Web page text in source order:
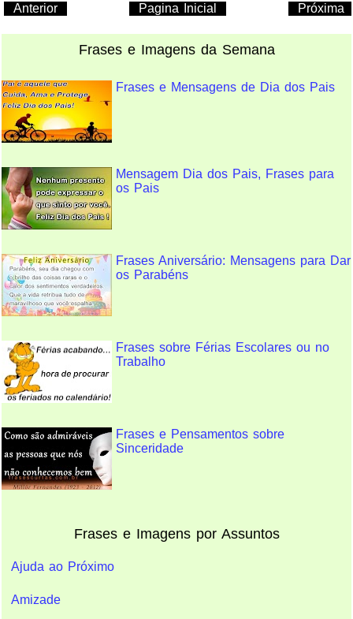
Anterior Próxima
Pagina Inicial
Frases e Imagens da Semana
Frases e Mensagens de Dia dos Pais
Mensagem Dia dos Pais, Frases para
os Pais
Frases Aniversário: Mensagens para Dar
os Parabéns
Frases sobre Férias Escolares ou no
Trabalho
Frases e Pensamentos sobre
Sinceridade
Frases e Imagens por Assuntos
Ajuda ao Próximo
Amizade